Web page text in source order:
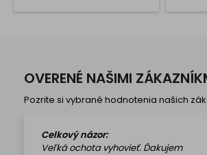
pričom...
OVERENÉ NAŠIMI
Pozrite si vybrané hodnotenia našich
Celkový názor:
Veľká ochota vyhovieť. Ďakujem